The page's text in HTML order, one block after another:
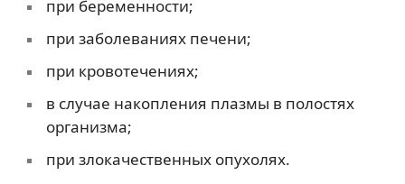
при беременности;
при заболеваниях печени;
при кровотечениях;
в случае накопления плазмы в полостях
организма;
при злокачественных опухолях.